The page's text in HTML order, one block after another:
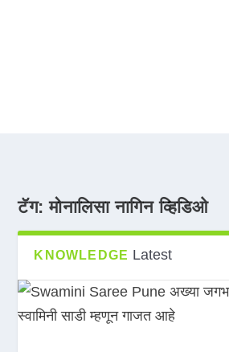
टॅग:मोनालिसा नागिन व्हिडिओ
KNOWLEDGE Latest